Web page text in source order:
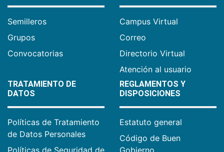
Semilleros
Grupos
Convocatorias
Campus Virtual
Correo
Directorio Virtual
Atención al usuario
TRATAMIENTO DE
DATOS
Políticas de Tratamiento
de Datos Personales
Políticas de Seguridad de
REGLAMENTOS Y
DISPOSICIONES
Estatuto general
Código de Buen
Gobierno